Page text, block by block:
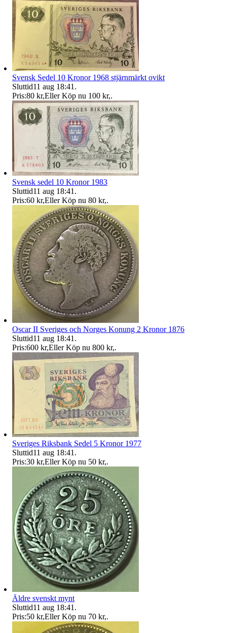
Svensk Sedel 10 Kronor 1968 stjärnmärkt ovikt
Sluttid11 aug 18:41 .
Pris:80 kr,Eller Köp nu 100 kr,.
Svensk sedel 10 Kronor 1983
Sluttid11 aug 18:41 .
Pris:60 kr,Eller Köp nu 80 kr,.
Oscar II Sveriges och Norges Konung 2 Kronor 1876
Sluttid11 aug 18:41 .
Pris:600 kr,Eller Köp nu 800 kr,.
Sveriges Riksbank Sedel 5 Kronor 1977
Sluttid11 aug 18:41 .
Pris:30 kr,Eller Köp nu 50 kr,.
Äldre svenskt mynt
Sluttid11 aug 18:41 .
Pris:50 kr,Eller Köp nu 70 kr,.